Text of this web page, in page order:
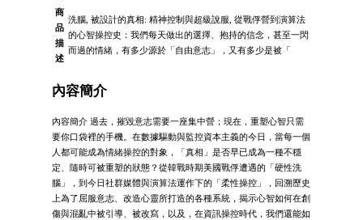
商
品
描
述
洗腦, 被設計的真相: 精神控制與超級說服, 從戰俘營到演算法
的心智操控史：我們每天做出的選擇、抱持的信念，甚至一閃
而過的情緒，有多少源於「自由意志」，又有多少是被「
內容簡介
內容簡介 過去，摧毀意志需要一座集中營；現在，重塑心智只需
要你口袋裡的手機。在數據驅動與監控資本主義的今日，當每一個
人都可能成為情緒操控的對象，「真相」是否早已成為一種不穩
定、隨時可被重塑的狀態？從韓戰時期美國戰俘遭遇的「硬性洗
腦」，到今日社群媒體與演算法運作下的「柔性操控」，回溯歷史
上為了屈服意志、改造心靈所打造的各種系統，揭示心智如何在創
傷與混亂中被引導、被改寫，以及，在資訊操控時代，我們還能如